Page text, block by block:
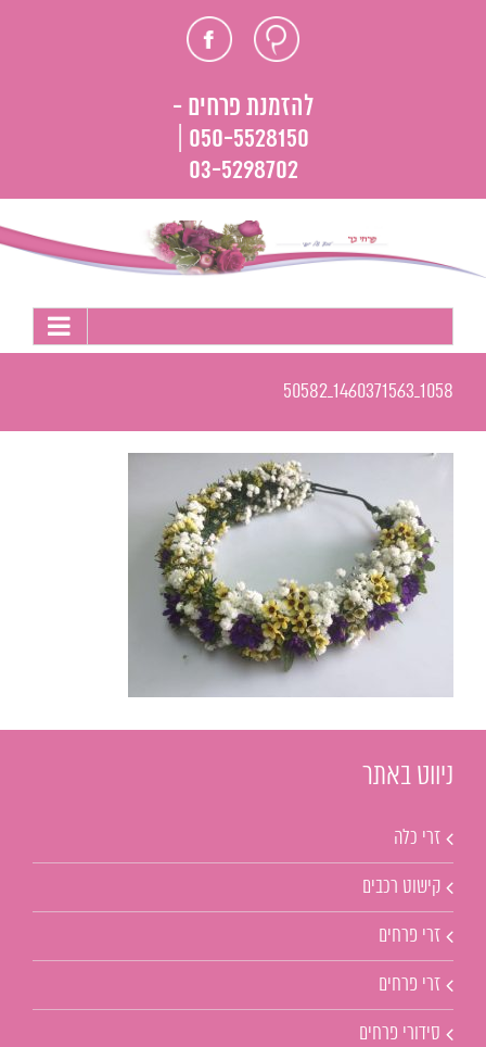
חוות פייסבוק
להזמנת פרחים -
050-5528150 |
03-5298702
1058_1460371563_50582
ניווט באתר
זרי כלה
קישוט רכבים
זרי פרחים
זרי פרחים
סידורי פרחים